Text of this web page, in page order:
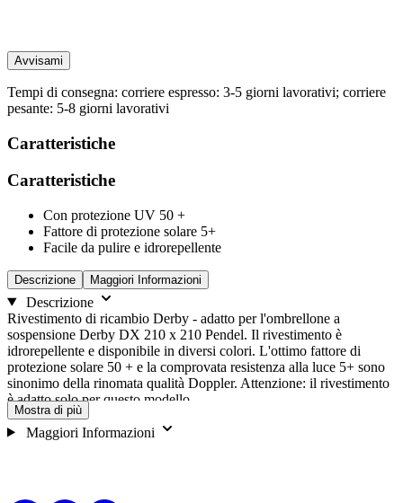
tra
le
opzioni.
Avvisami
Tempi di consegna: corriere espresso: 3-5 giorni lavorativi; corriere
pesante: 5-8 giorni lavorativi
Caratteristiche
Caratteristiche
Con protezione UV 50 +
Fattore di protezione solare 5+
Facile da pulire e idrorepellente
Descrizione Maggiori Informazioni
Descrizione
Rivestimento di ricambio Derby - adatto per l'ombrellone a
sospensione Derby DX 210 x 210 Pendel. Il rivestimento è
idrorepellente e disponibile in diversi colori. L'ottimo fattore di
protezione solare 50 + e la comprovata resistenza alla luce 5+ sono
sinonimo della rinomata qualità Doppler. Attenzione: il rivestimento
è adatto solo per questo modello.
Mostra di più
Maggiori Informazioni